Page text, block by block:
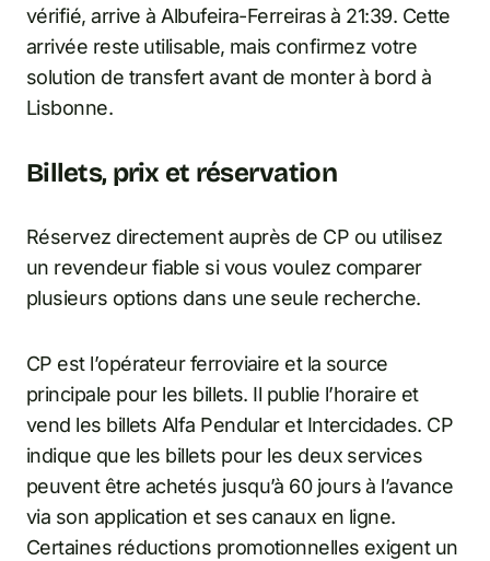
vérifié, arrive à Albufeira-Ferreiras à 21:39. Cette
arrivée reste utilisable, mais confirmez votre
solution de transfert avant de monter à bord à
Lisbonne.
Billets, prix et réservation
Réservez directement auprès de CP ou utilisez
un revendeur fiable si vous voulez comparer
plusieurs options dans une seule recherche.
CP est l’opérateur ferroviaire et la source
principale pour les billets. Il publie l’horaire et
vend les billets Alfa Pendular et Intercidades. CP
indique que les billets pour les deux services
peuvent être achetés jusqu’à 60 jours à l’avance
via son application et ses canaux en ligne.
Certaines réductions promotionnelles exigent un